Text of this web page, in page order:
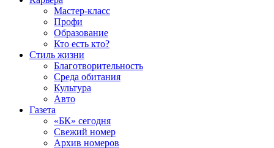
Мастер-класс
Профи
Образование
Кто есть кто?
Стиль жизни
Благотворительность
Среда обитания
Культура
Авто
Газета
«БК» сегодня
Свежий номер
Архив номеров